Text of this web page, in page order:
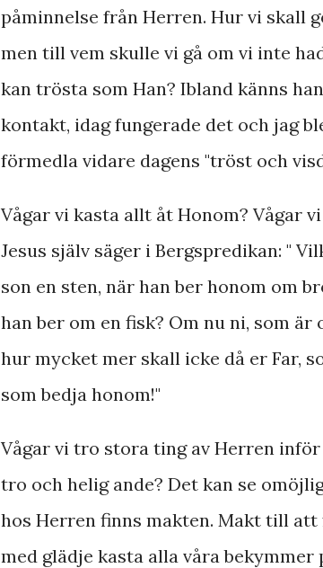
påminnelse från Herren. Hur vi skall
men till vem skulle vi gå om vi inte
kan trösta som Han? Ibland känns
kontakt, idag fungerade det och jag
förmedla vidare dagens "tröst och
Vågar vi kasta allt åt Honom? Vågar
Jesus själv säger i Bergspredikan: "
son en sten, när han ber honom om
han ber om en fisk? Om nu ni, som
hur mycket mer skall icke då er Far,
som bedja honom!"
Vågar vi tro stora ting av Herren
tro och helig ande? Det kan se
hos Herren finns makten. Makt till
med glädje kasta alla våra